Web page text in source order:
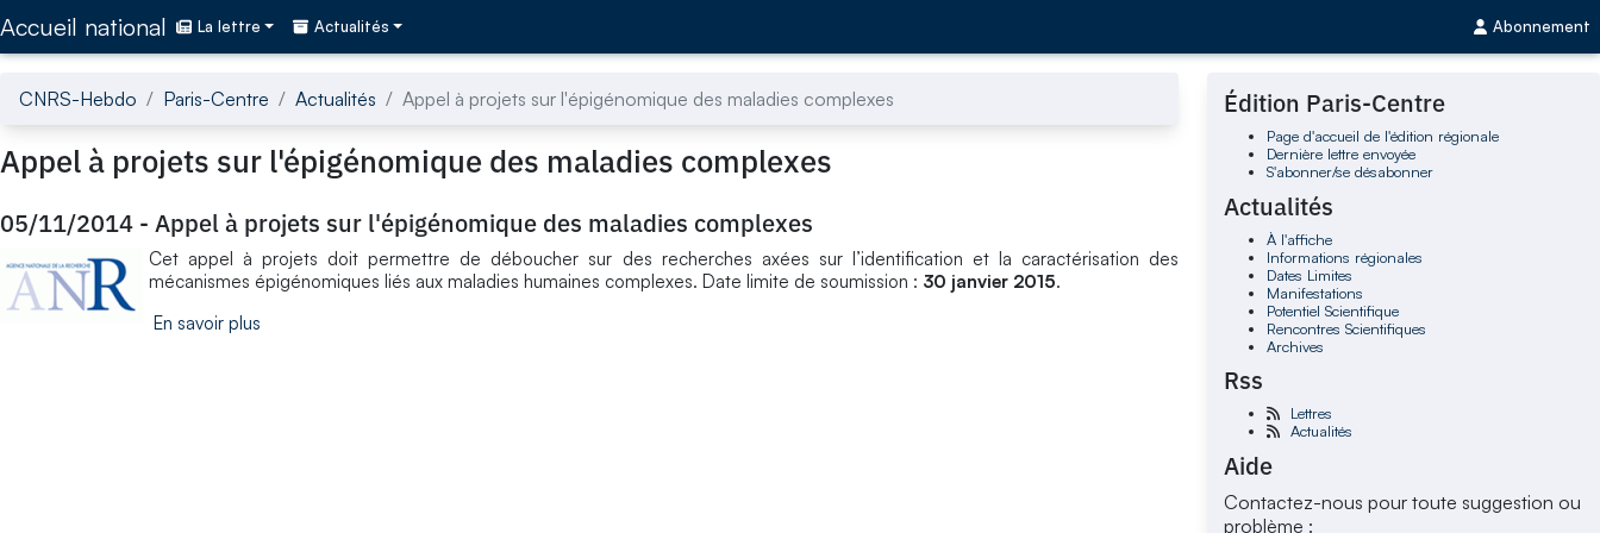
Accueil national La lettre Actualités Abonnement
CNRS-Hebdo Paris-Centre Actualités Appel à projets sur l'épigénomique des maladies complexes
Appel à projets sur l'épigénomique des maladies complexes
05/11/2014 - Appel à projets sur l'épigénomique des maladies complexes
Cet appel à projets doit permettre de déboucher sur des recherches axées sur l’identification et la caractérisation des
mécanismes épigénomiques liés aux maladies humaines complexes. Date limite de soumission : 30 janvier 2015.
En savoir plus
Édition Paris-Centre
Page d'accueil de l'édition régionale
Dernière lettre envoyée
S'abonner/se désabonner
Actualités
À l'affiche
Informations régionales
Dates Limites
Manifestations
Potentiel Scientifique
Rencontres Scientifiques
Archives
Rss
Lettres
Actualités
Aide
Contactez-nous pour toute suggestion ou
problème :